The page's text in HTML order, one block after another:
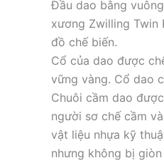
Đầu dao bằng
xương Zwilling Twin
đồ chế biến.
Cổ của dao được
vững vàng. Cổ dao
Chuôi cầm dao
người sơ chế cầm
vật liệu nhựa kỹ
nhưng không bị